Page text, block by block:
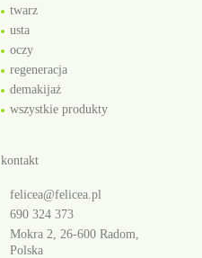
twarz
usta
oczy
regeneracja
demakijaż
wszystkie produkty
kontakt
felicea@felicea.pl
690 324 373
Mokra 2, 26-600 Radom,
Polska